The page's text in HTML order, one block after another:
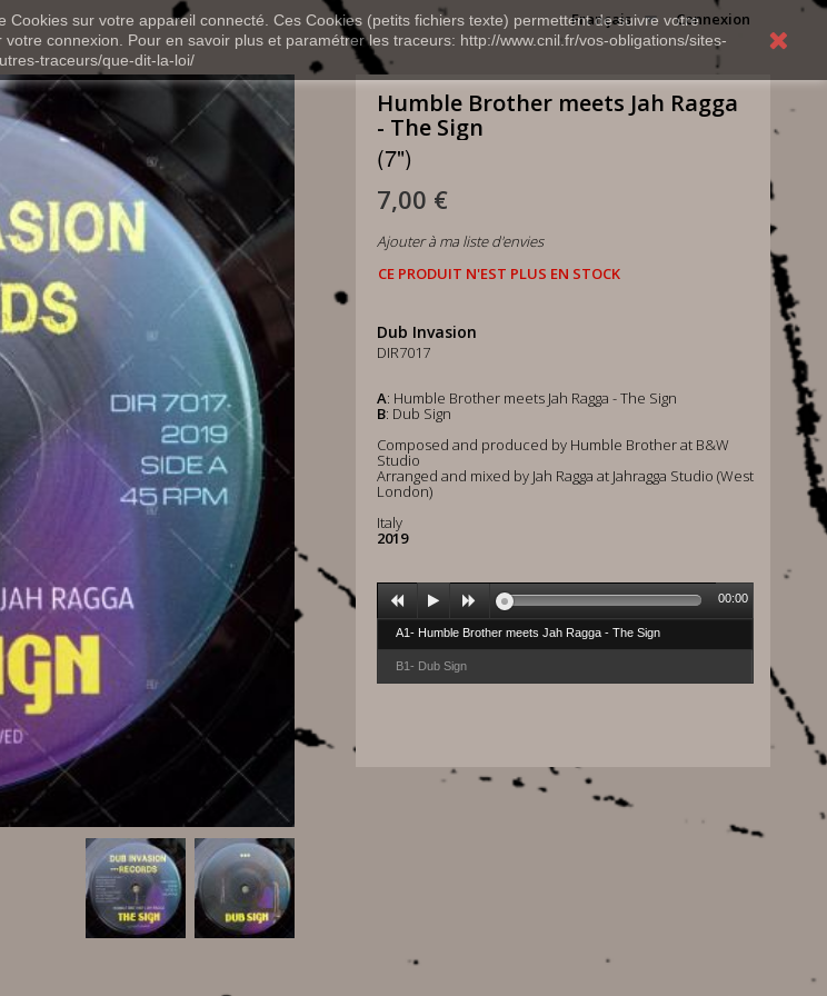
sur votre appareil connecté. Ces Cookies (petits fichiers texte) permettent de suivre votre
connexion. Pour en savoir plus et paramétrer les traceurs: http://www.cnil.fr/vos-obligations/sites-
traceurs/que-dit-la-loi/
Connexion
Français
Humble Brother meets Jah Ragga
- The Sign
(7")
7,00 €
Ajouter à ma liste d'envies
CE PRODUIT N'EST PLUS EN STOCK
Dub Invasion
DIR7017
A: Humble Brother meets Jah Ragga - The Sign
B: Dub Sign
Composed and produced by Humble Brother at B&W
Studio
Arranged and mixed by Jah Ragga at Jahragga Studio (West
London)
Italy
2019
A1- Humble Brother meets Jah Ragga - The Sign
B1- Dub Sign
00:00